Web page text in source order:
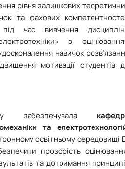
рівня залишкових
та фахових
під час вивчення
з
навичок
мотивації студентів
забезпечувала
та
освітньому середовищі
прозорість
та дотримання